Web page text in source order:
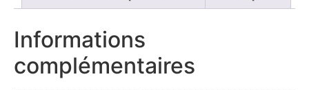
Informations
complémentaires